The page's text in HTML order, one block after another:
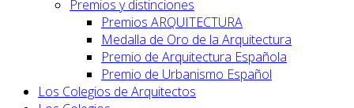
Premios y distinciones
Premios ARQUITECTURA
Medalla de Oro de la Arquitectura
Premio de Arquitectura Española
Premio de Urbanismo Español
Los Colegios de Arquitectos